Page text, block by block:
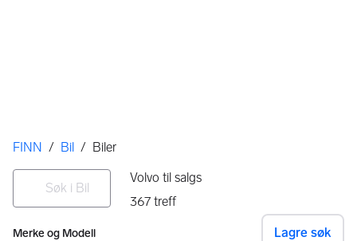
Her er du
FINN / Bil / Biler
Filtre
Søk i Bil
Merke og Modell
Volvo til salgs
367treff
Lagre søk